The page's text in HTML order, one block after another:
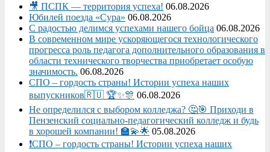
🎥 ПСПК — территория успеха! 06.08.2026
Юбилей поезда «Сура» 06.08.2026
С радостью делимся успехами нашего бойца 06.08.2026
В современном мире ускоряющегося технологического
прогресса роль педагога дополнительного образования в
области технического творчества приобретает особую
значимость. 06.08.2026
СПО – гордость страны! Истории успеха наших
выпускников🇷🇺 🏆✨🎊 06.08.2026
Не определился с выбором колледжа? 🤔🎯 Приходи в
Пензенский социально-педагогический колледж и будь
в хорошей компании! 🏫💫🌟 05.08.2026
❗СПО – гордость страны! Истории успеха наших